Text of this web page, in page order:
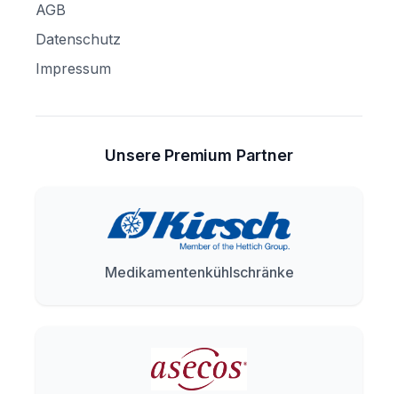
AGB
Datenschutz
Impressum
Unsere Premium Partner
Medikamentenkühlschränke